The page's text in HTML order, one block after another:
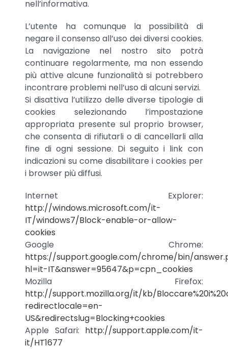
nell’informativa.
L’utente ha comunque la possibilità di
negare il consenso all’uso dei diversi cookies.
La navigazione nel nostro sito potrà
continuare regolarmente, ma non essendo
più attive alcune funzionalità si potrebbero
incontrare problemi nell’uso di alcuni servizi.
Si disattiva l’utilizzo delle diverse tipologie di
cookies selezionando l’impostazione
appropriata presente sul proprio browser,
che consenta di rifiutarli o di cancellarli alla
fine di ogni sessione. Di seguito i link con
indicazioni su come disabilitare i cookies per
i browser più diffusi.
Internet Explorer:
http://windows.microsoft.com/it-
IT/windows7/Block-enable-or-allow-
cookies
Google Chrome:
https://support.google.com/chrome/bin/
hl=it-IT&answer=95647&p=cpn_cookies
Mozilla Firefox:
http://support.mozilla.org/it/kb/
redirectlocale=en-
US&redirectslug=Blocking+cookies
Apple Safari: http://support.apple.com/it-
it/HT1677